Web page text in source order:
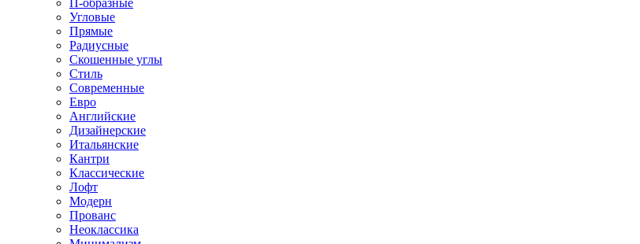
Угловые
Прямые
Радиусные
Скошенные углы
Стиль
Современные
Евро
Английские
Дизайнерские
Итальянские
Кантри
Классические
Лофт
Модерн
Прованс
Неоклассика